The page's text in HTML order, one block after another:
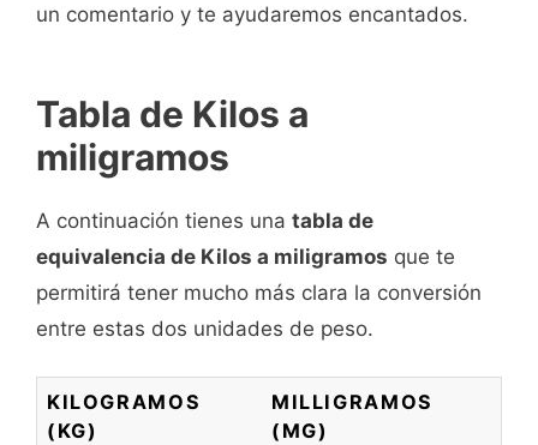
un comentario y te ayudaremos encantados.
Tabla de Kilos a
miligramos
A continuación tienes una tabla de
equivalencia de Kilos a miligramos que te
permitirá tener mucho más clara la conversión
entre estas dos unidades de peso.
KILOGRAMOS
(KG)
MILLIGRAMOS
(MG)